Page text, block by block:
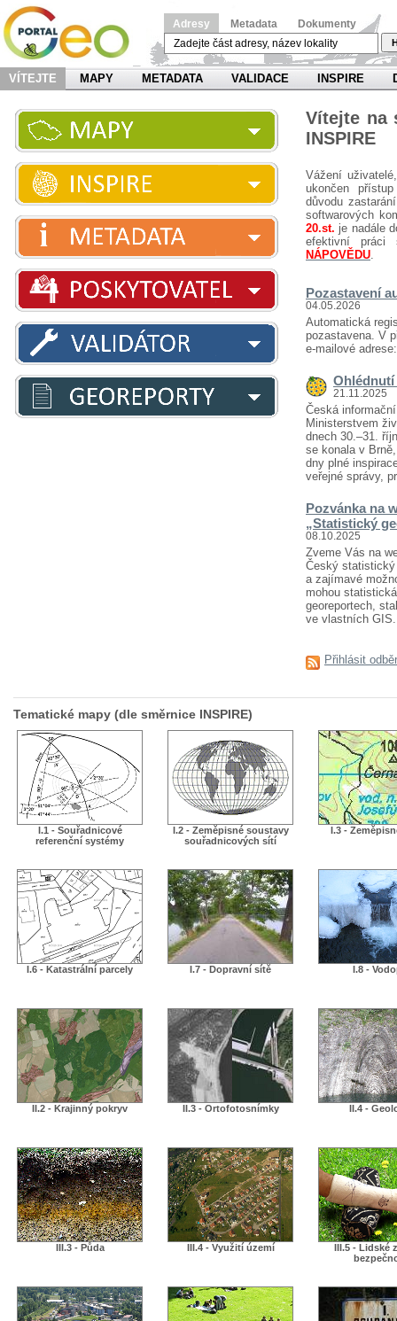
Adresy Metadata Dokumenty
VÍTEJTE MAPY METADATA VALIDACE INSPIRE
Vítejte na
INSPIRE
Vážení
ukončen
důvodu
softwarových
20.st. je nadále
efektivní práci
NÁPOVĚDU.
Pozastavení
04.05.2026
Automatická
pozastavena. V
e-mailové
Ohlédnutí
21.11.2025
Česká
Ministerstvem
dnech 30.–31.
se konala v
dny plné
veřejné správy,
Pozvánka na
„Statistický
08.10.2025
Zveme Vás na
Český
a zajímavé
mohou
georeportech,
ve vlastních
Přihlásit
Tematické mapy (dle směrnice INSPIRE)
I.1 - Souřadnicové
referenční systémy
I.2 - Zeměpisné soustavy
souřadnicových sítí
I.3 -
I.6 - Katastrální parcely I.7 - Dopravní sítě I.8 -
II.2 - Krajinný pokryv II.3 - Ortofotosnímky II.4 -
III.3 - Půda III.4 - Využití území
III.5 - Lidské